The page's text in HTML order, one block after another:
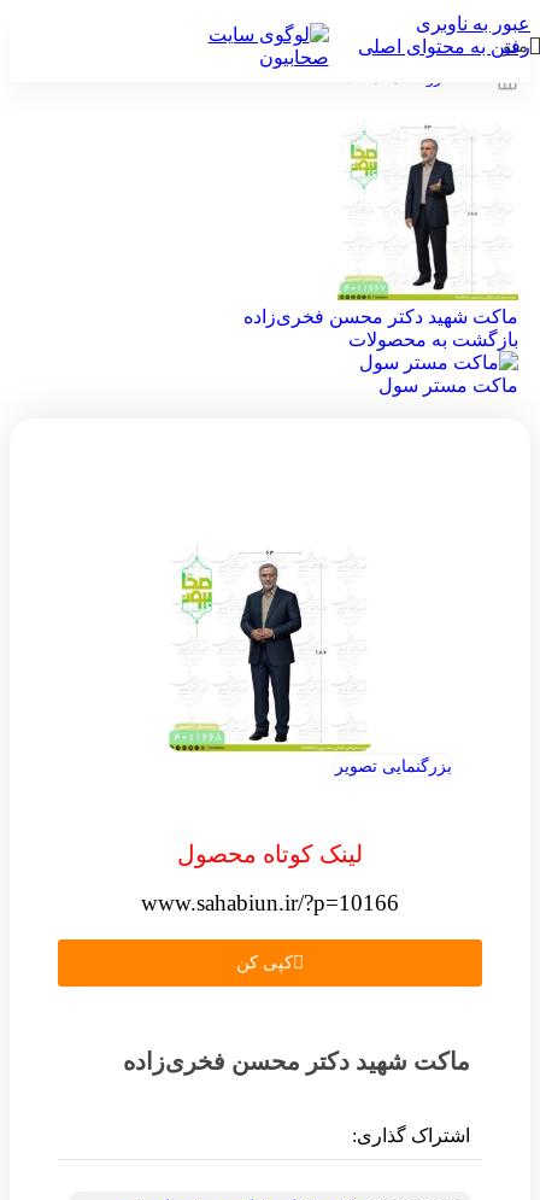
عبور به ناوبری
رفتن به محتوای اصلی
منو
ماکت شهید دکتر محسن فخری‌زاده
بازگشت به محصولات
ماکت مستر سول
بزرگنمایی تصویر
لینک کوتاه محصول
www.sahabiun.ir/?p=10166
کپی کن
ماکت شهید دکتر محسن فخری‌زاده
اشتراک گذاری: